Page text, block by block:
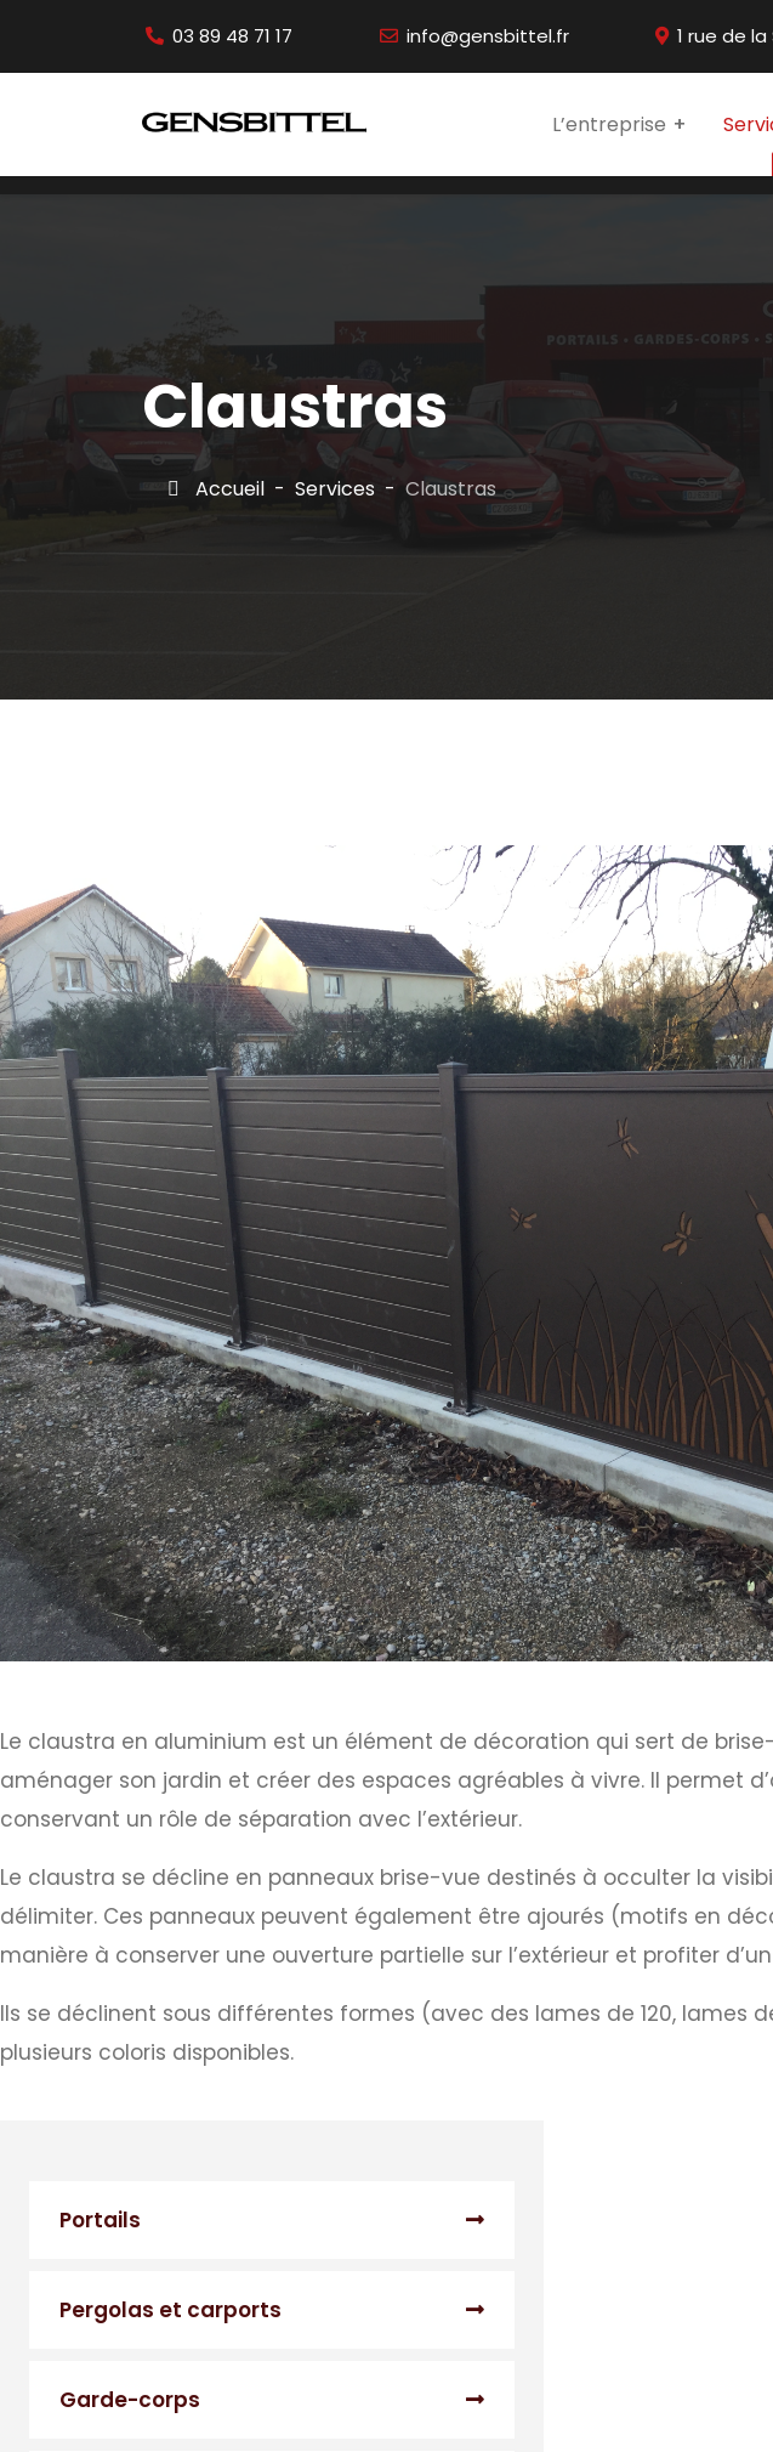
03 89 48 71 17 info@gensbittel.fr 1 rue de
L’entreprise
Claustras
Accueil Services Claustras
Le claustra en aluminium est un élément de décoration qui sert de
aménager son jardin et créer des espaces agréables à vivre. Il permet
conservant un rôle de séparation avec l’extérieur.
Le claustra se décline en panneaux brise-vue destinés à occulter la
délimiter. Ces panneaux peuvent également être ajourés (motifs en
manière à conserver une ouverture partielle sur l’extérieur et profiter
Ils se déclinent sous différentes formes (avec des lames de 120, lames
plusieurs coloris disponibles.
Portails
Pergolas et carports
Garde-corps